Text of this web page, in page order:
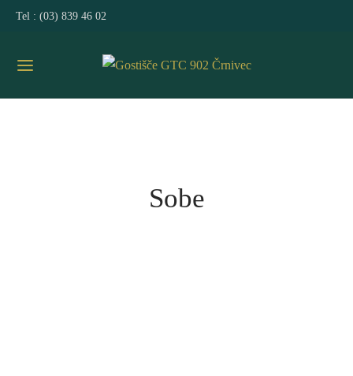
Tel : (03) 839 46 02
Sobe